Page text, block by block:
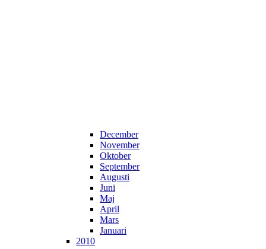
December
November
Oktober
September
Augusti
Juni
Maj
April
Mars
Januari
2010